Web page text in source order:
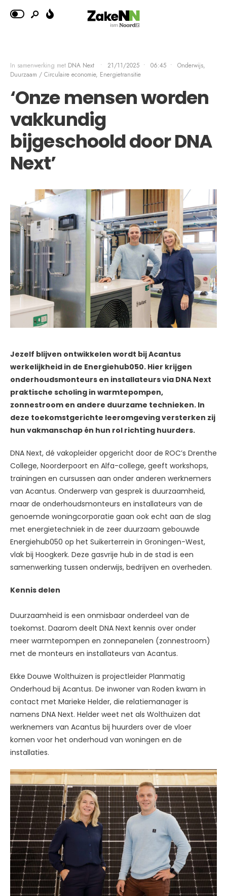
In samenwerking met DNA Next • 21/11/2025 • 06:45 • Onderwijs,
Duurzaam / Circulaire economie, Energietransitie
‘Onze mensen worden
vakkundig
bijgeschoold door DNA
Next’
Jezelf blijven ontwikkelen wordt bij Acantus
werkelijkheid in de Energiehub050. Hier krijgen
onderhoudsmonteurs en installateurs via DNA Next
praktische scholing in warmtepompen,
zonnestroom en andere duurzame technieken. In
deze toekomstgerichte leeromgeving versterken zij
hun vakmanschap én hun rol richting huurders.
DNA Next, dé vakopleider opgericht door de ROC’s Drenthe
College, Noorderpoort en Alfa-college, geeft workshops,
trainingen en cursussen aan onder anderen werknemers
van Acantus. Onderwerp van gesprek is duurzaamheid,
maar de onderhoudsmonteurs en installateurs van de
genoemde woningcorporatie gaan ook echt aan de slag
met energietechniek in de zeer duurzaam gebouwde
Energiehub050 op het Suikerterrein in Groningen-West,
vlak bij Hoogkerk. Deze gasvrije hub in de stad is een
samenwerking tussen onderwijs, bedrijven en overheden.
Kennis delen
Duurzaamheid is een onmisbaar onderdeel van de
toekomst. Daarom deelt DNA Next kennis over onder
meer warmtepompen en zonnepanelen (zonnestroom)
met de monteurs en installateurs van Acantus.
Ekke Douwe Wolthuizen is projectleider Planmatig
Onderhoud bij Acantus. De inwoner van Roden kwam in
contact met Marieke Helder, die relatiemanager is
namens DNA Next. Helder weet net als Wolthuizen dat
werknemers van Acantus bij huurders over de vloer
komen voor het onderhoud van woningen en de
installaties.